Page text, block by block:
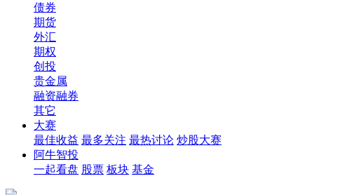
债券
期货
外汇
期权
创投
贵金属
融资融券
其它
大赛
最佳收益 最多关注 最热讨论 炒股大赛
阿牛智投
一起看盘 股票 板块 基金